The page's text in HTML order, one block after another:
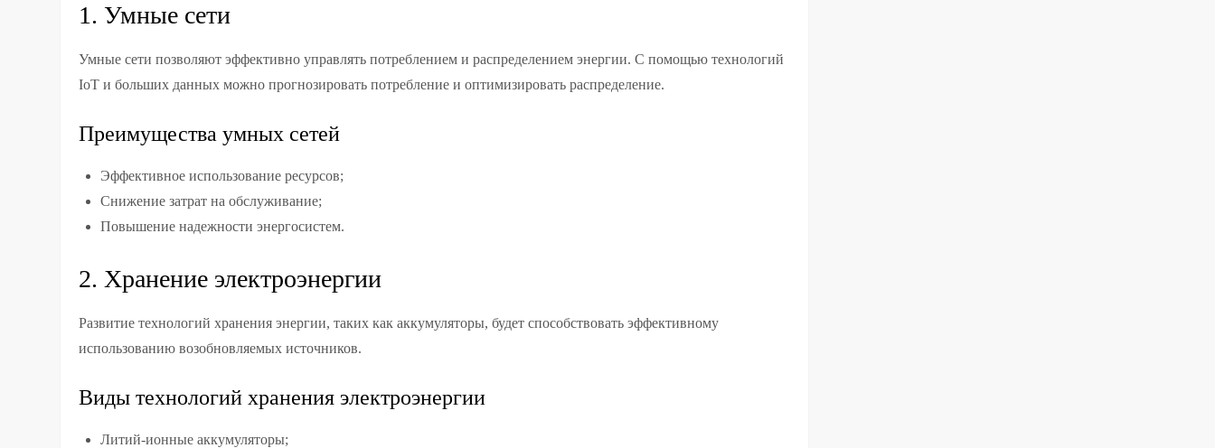
1. Умные сети
Умные сети позволяют эффективно управлять потреблением и распределением энергии. С помощью технологий
IoT и больших данных можно прогнозировать потребление и оптимизировать распределение.
Преимущества умных сетей
Эффективное использование ресурсов;
Снижение затрат на обслуживание;
Повышение надежности энергосистем.
2. Хранение электроэнергии
Развитие технологий хранения энергии, таких как аккумуляторы, будет способствовать эффективному
использованию возобновляемых источников.
Виды технологий хранения электроэнергии
Литий-ионные аккумуляторы;